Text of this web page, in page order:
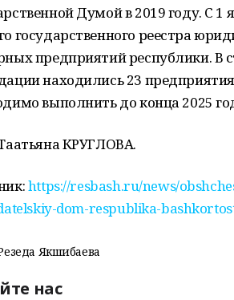
Думой в 2019 году. С 1
государственного реестра
предприятий республики. В
находились 23
выполнить до конца 2025
КРУГЛОВА.
https://resbash.ru/news/
dom-respublika-
Якшибаева
нас